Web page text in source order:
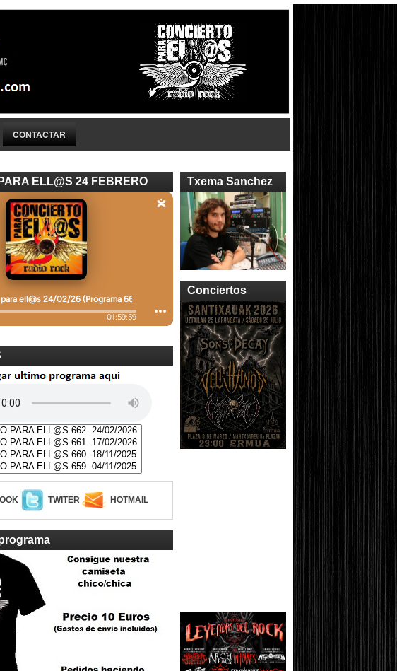
CONTACTAR
ELL@S 24 FEBRERO
TWITER HOTMAIL
Txema Sanchez
Conciertos